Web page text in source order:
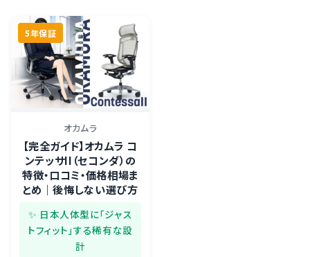
5年保証
オカムラ
【完全ガイド】オカムラ コ
ンテッサII（セコンダ）の
特徴・口コミ・価格相場ま
とめ｜後悔しない選び方
✨ 日本人体型に「ジャス
トフィット」する稀有な設
計